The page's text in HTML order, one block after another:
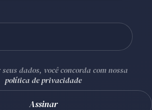
dados, você concorda com nossa
política de privacidade